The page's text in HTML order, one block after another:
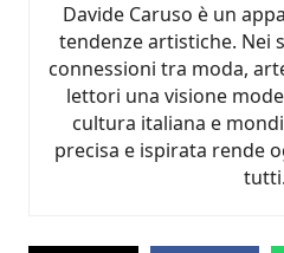
Davide Caruso è un
tendenze artistiche. Nei
connessioni tra moda,
lettori una visione
cultura italiana e
precisa e ispirata rende
tutti.